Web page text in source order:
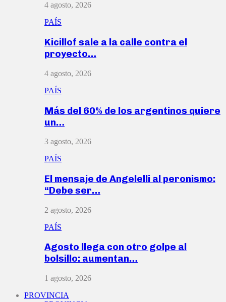
4 agosto, 2026
PAÍS
Kicillof sale a la calle contra el
proyecto…
4 agosto, 2026
PAÍS
Más del 60% de los argentinos quiere
un…
3 agosto, 2026
PAÍS
El mensaje de Angelelli al peronismo:
“Debe ser…
2 agosto, 2026
PAÍS
Agosto llega con otro golpe al
bolsillo: aumentan…
1 agosto, 2026
PROVINCIA